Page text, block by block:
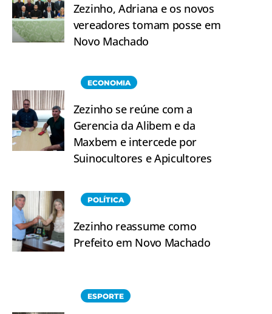
Zezinho, Adriana e os novos
vereadores tomam posse em
Novo Machado
ECONOMIA
Zezinho se reúne com a
Gerencia da Alibem e da
Maxbem e intercede por
Suinocultores e Apicultores
POLÍTICA
Zezinho reassume como
Prefeito em Novo Machado
ESPORTE